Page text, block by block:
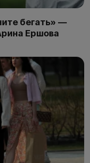
бегать» —
Ершова